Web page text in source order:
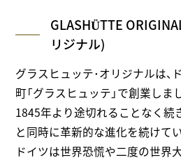
GLASHÜTTE
リジナル)
グラスヒュッテ･オリジナルは、
町「グラスヒュッテ」で創業しま
1845年より途切れることなく続
と同時に革新的な進化を続けてい
ドイツは世界恐慌や二度の世界